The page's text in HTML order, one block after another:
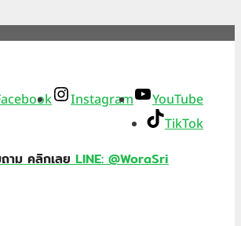
Instagram
YouTube
TikTok
าม คลิกเลยLINE: @WoraSri